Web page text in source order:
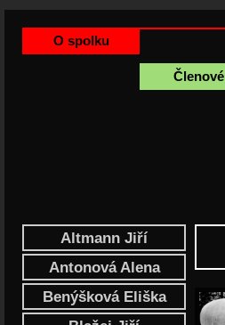
O spolku
Členové
Altmann Jiří
Antonová Alena
Benýšková Eliška